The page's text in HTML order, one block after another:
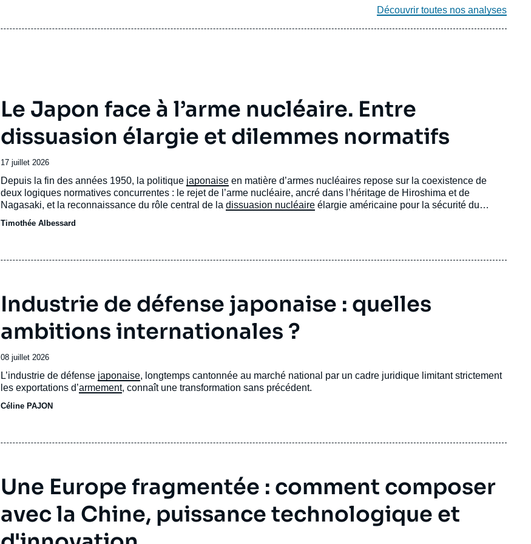
Découvrir toutes nos analyses
Le Japon face à l’arme nucléaire. Entre
dissuasion élargie et dilemmes normatifs
Date
publication
17 juillet 2026
Accroche
Depuis la fin des années 1950, la politique japonaise en matière d’armes nucléaires repose sur la coexistence de
deux logiques normatives concurrentes : le rejet de l’arme nucléaire, ancré dans l’héritage de Hiroshima et de
Nagasaki, et la reconnaissance du rôle central de la dissuasion nucléaire élargie américaine pour la sécurité du
Japon.
Timothée Albessard
Industrie de défense japonaise : quelles
ambitions internationales ?
Date
publication
08 juillet 2026
Accroche
L’industrie de défense japonaise, longtemps cantonnée au marché national par un cadre juridique limitant strictement
les exportations d’armement, connaît une transformation sans précédent.
Céline PAJON
Une Europe fragmentée : comment composer
avec la Chine, puissance technologique et